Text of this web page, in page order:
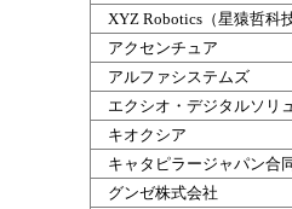
XYZ Robotics（星猿哲科
アクセンチュア
アルファシステムズ
エクシオ・デジタルソリ
キオクシア
キャタピラージャパン合
グンゼ株式会社